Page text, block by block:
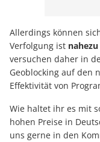
Allerdings können
Verfolgung ist
versuchen daher in
Geoblocking auf den
Effektivität von
Wie haltet ihr es mit
hohen Preise in
uns gerne in den